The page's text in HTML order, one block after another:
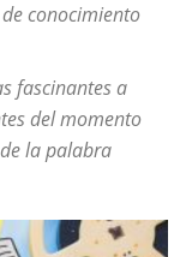
conocimiento
fascinantes a
del momento
la palabra